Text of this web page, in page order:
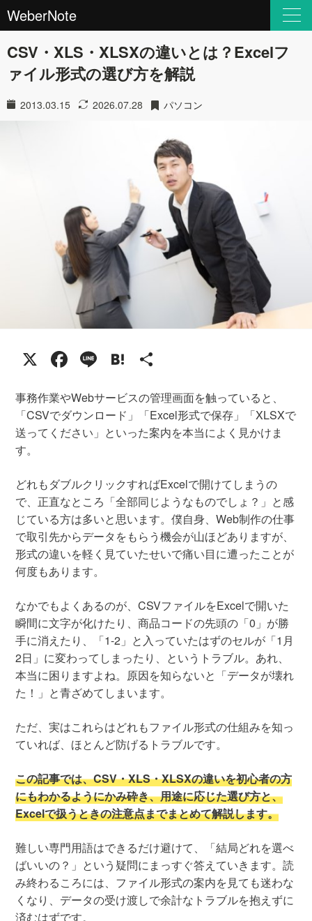
WeberNote
CSV・XLS・XLSXの違いとは？Excelフ
ァイル形式の選び方を解説
2013.03.15 2026.07.28 パソコン
X Facebook
LineHatena
事務作業やWebサービスの管理画面を触っていると、
「CSVでダウンロード」「Excel形式で保存」「XLSXで
送ってください」といった案内を本当によく見かけま
す。
どれもダブルクリックすればExcelで開けてしまうの
で、正直なところ「全部同じようなものでしょ？」と感
じている方は多いと思います。僕自身、Web制作の仕事
で取引先からデータをもらう機会が山ほどありますが、
形式の違いを軽く見ていたせいで痛い目に遭ったことが
何度もあります。
なかでもよくあるのが、CSVファイルをExcelで開いた
瞬間に文字が化けたり、商品コードの先頭の「0」が勝
手に消えたり、「1-2」と入っていたはずのセルが「1月
2日」に変わってしまったり、というトラブル。あれ、
本当に困りますよね。原因を知らないと「データが壊れ
た！」と青ざめてしまいます。
ただ、実はこれらはどれもファイル形式の仕組みを知っ
ていれば、ほとんど防げるトラブルです。
この記事では、CSV・XLS・XLSXの違いを初心者の方
にもわかるようにかみ砕き、用途に応じた選び方と、
Excelで扱うときの注意点までまとめて解説します。
難しい専門用語はできるだけ避けて、「結局どれを選べ
ばいいの？」という疑問にまっすぐ答えていきます。読
み終わるころには、ファイル形式の案内を見ても迷わな
くなり、データの受け渡しで余計なトラブルを抱えずに
済むはずです。